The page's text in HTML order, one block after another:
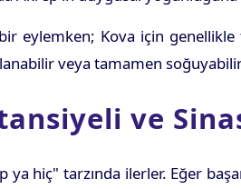
eylemken; Kova için
veya tamamen
ve
ya hiç" tarzında ilerler. Eğer